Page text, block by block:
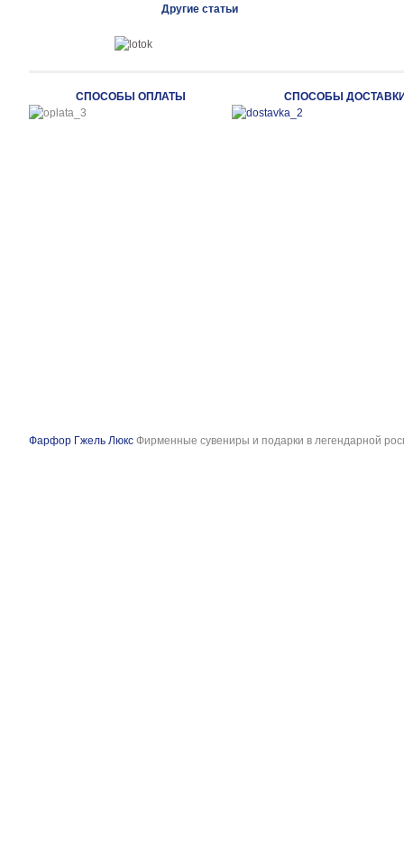
Другие статьи
СПОСОБЫ ОПЛАТЫ СПОСОБЫ
Фарфор Гжель Люкс Фирменные сувениры и подарки в легендарной